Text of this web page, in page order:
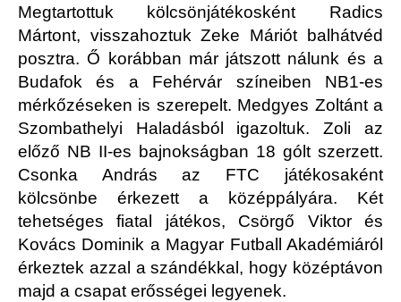
Megtartottuk kölcsönjátékosként Radics
Mártont, visszahoztuk Zeke Máriót balhátvéd
posztra. Ő korábban már játszott nálunk és a
Budafok és a Fehérvár színeiben NB1-es
mérkőzéseken is szerepelt. Medgyes Zoltánt a
Szombathelyi Haladásból igazoltuk. Zoli az
előző NB II-es bajnokságban 18 gólt szerzett.
Csonka András az FTC játékosaként
kölcsönbe érkezett a középpályára. Két
tehetséges fiatal játékos, Csörgő Viktor és
Kovács Dominik a Magyar Futball Akadémiáról
érkeztek azzal a szándékkal, hogy középtávon
majd a csapat erősségei legyenek.